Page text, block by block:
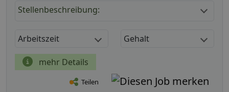
Stellenbeschreibung:
Arbeitszeit Gehalt
mehr Details
Teilen